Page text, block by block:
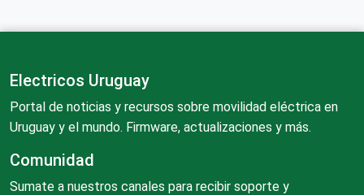
Electricos Uruguay
Portal de noticias y recursos sobre movilidad eléctrica en
Uruguay y el mundo. Firmware, actualizaciones y más.
Comunidad
Sumate a nuestros canales para recibir soporte y